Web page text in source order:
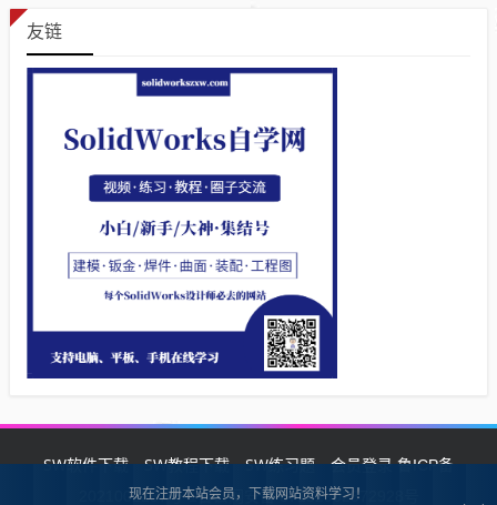
友链
SW软件下载 SW教程下载 SW练习题 会员登录鲁ICP备
2021002287号-1鲁公网安备 37132902372928号
现在注册本站会员，下载网站资料学习！